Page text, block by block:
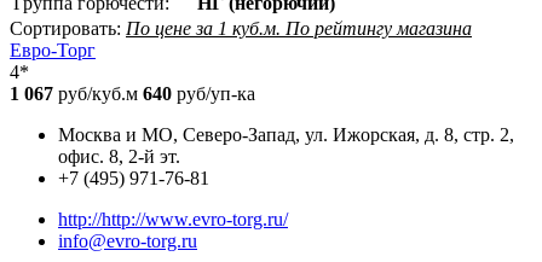
Сортировать: По цене за 1 куб.м. По рейтингу магазина
Евро-Торг
4*
1 067 руб/куб.м 640 руб/уп-ка
Москва и МО, Северо-Запад, ул. Ижорская, д. 8, стр. 2,
офис. 8, 2-й эт.
+7 (495) 971-76-81
http://http://www.evro-torg.ru/
info@evro-torg.ru